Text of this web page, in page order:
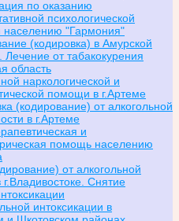
по оказанию
психологической
"Гармония"
(кодировка) в Амурской
Лечение от табакокурения
область
наркологической и
помощи в г.Артеме
(кодирование) от алкогольной
в г.Артеме
и
помощь населению
от алкогольной
г.Владивостоке. Снятие
интоксикации в